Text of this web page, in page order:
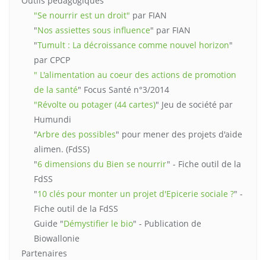
"Se nourrir est un droit" par FIAN
"Nos assiettes sous influence" par FIAN
"Tumult : La décroissance comme nouvel horizon"
par CPCP
" L'alimentation au coeur des actions de promotion
de la santé" Focus Santé n°3/2014
"Révolte ou potager (44 cartes)" Jeu de société par
Humundi
"Arbre des possibles" pour mener des projets d'aide
alimen. (FdSS)
"6 dimensions du Bien se nourrir" - Fiche outil de la
FdSS
"10 clés pour monter un projet d'Epicerie sociale ?" -
Fiche outil de la FdSS
Guide "Démystifier le bio" - Publication de
Biowallonie
Partenaires